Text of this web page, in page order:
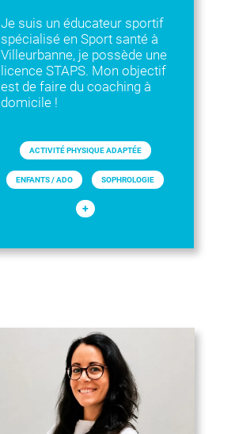
Je suis un éducateur sportif
spécialisé en Sport santé à
Villeurbanne, je possède une
licence STAPS. Mon objectif
est de faire du coaching à
domicile !
ACTIVITÉ PHYSIQUE ADAPTÉE
ENFANTS / ADO SOPHROLOGIE
+